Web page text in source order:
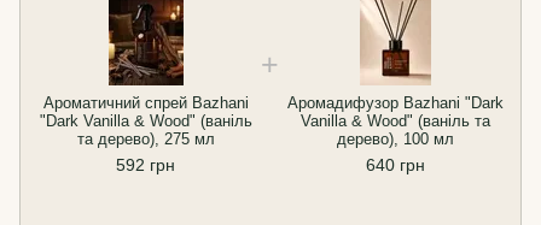
Ароматичний спрей Bazhani
"Dark Vanilla & Wood" (ваніль
та дерево), 275 мл
592 грн
Аромадифузор Bazhani "Dark
Vanilla & Wood" (ваніль та
дерево), 100 мл
640 грн